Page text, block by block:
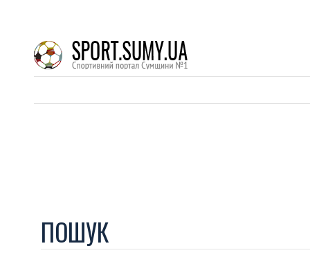
ПОШУК